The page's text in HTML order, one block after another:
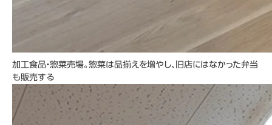
加工食品・惣菜売場。惣菜は品揃えを増やし、旧店にはなかった弁当
も販売する